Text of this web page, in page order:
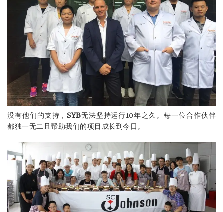
没有他们的支持， SYB无法坚持运行10年之久。每一位合作伙伴
都独一无二且帮助我们的项目成长到今日。